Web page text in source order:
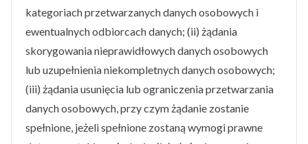
kategoriach przetwarzanych danych osobowych i
ewentualnych odbiorcach danych; (ii) żądania
skorygowania nieprawidłowych danych osobowych
lub uzupełnienia niekompletnych danych osobowych;
(iii) żądania usunięcia lub ograniczenia przetwarzania
danych osobowych, przy czym żądanie zostanie
spełnione, jeżeli spełnione zostaną wymogi prawne